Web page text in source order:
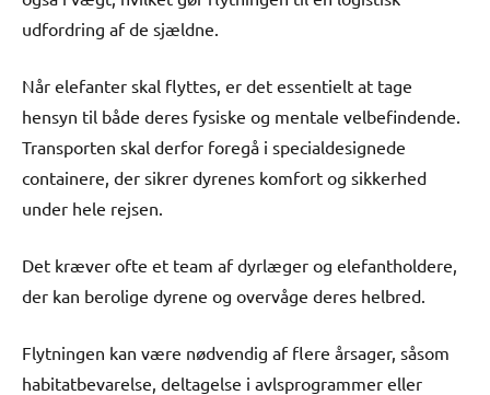
udfordring af de sjældne.
Når elefanter skal flyttes, er det essentielt at tage
hensyn til både deres fysiske og mentale velbefindende.
Transporten skal derfor foregå i specialdesignede
containere, der sikrer dyrenes komfort og sikkerhed
under hele rejsen.
Det kræver ofte et team af dyrlæger og elefantholdere,
der kan berolige dyrene og overvåge deres helbred.
Flytningen kan være nødvendig af flere årsager, såsom
habitatbevarelse, deltagelse i avlsprogrammer eller